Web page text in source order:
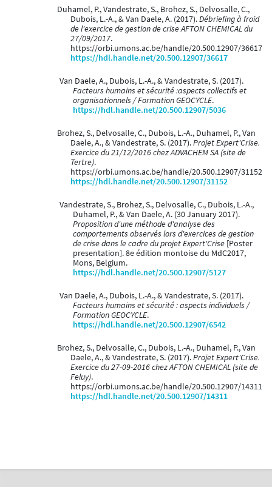
Duhamel, P., Vandestrate, S., Brohez, S., Delvosalle, C.,
Dubois, L.-A., & Van Daele, A. (2017).Débriefing à froid
de l'exercice de gestion de crise AFTON CHEMICAL du
27/09/2017.
https://orbi.umons.ac.be/handle/20.500.12907/36617
https://hdl.handle.net/20.500.12907/36617
Van Daele, A., Dubois, L.-A., & Vandestrate, S. (2017).
Facteurs humains et sécurité :aspects collectifs et
organisationnels / Formation GEOCYCLE.
https://hdl.handle.net/20.500.12907/5036
Brohez, S., Delvosalle, C., Dubois, L.-A., Duhamel, P., Van
Daele, A., & Vandestrate, S. (2017).Projet Expert'Crise.
Exercice du 21/12/2016 chez ADVACHEM SA (site de
Tertre).
https://orbi.umons.ac.be/handle/20.500.12907/31152
https://hdl.handle.net/20.500.12907/31152
Vandestrate, S., Brohez, S., Delvosalle, C., Dubois, L.-A.,
Duhamel, P., & Van Daele, A. (30 January 2017).
Proposition d'une méthode d'analyse des
comportements observés lors d'exercices de gestion
de crise dans le cadre du projet Expert'Crise [Poster
presentation]. 8e édition montoise du MdC2017,
Mons, Belgium.
https://hdl.handle.net/20.500.12907/5127
Van Daele, A., Dubois, L.-A., & Vandestrate, S. (2017).
Facteurs humains et sécurité : aspects individuels /
Formation GEOCYCLE.
https://hdl.handle.net/20.500.12907/6542
Brohez, S., Delvosalle, C., Dubois, L.-A., Duhamel, P., Van
Daele, A., & Vandestrate, S. (2017).Projet Expert'Crise.
Exercice du 27-09-2016 chez AFTON CHEMICAL (site de
Feluy).
https://orbi.umons.ac.be/handle/20.500.12907/14311
https://hdl.handle.net/20.500.12907/14311